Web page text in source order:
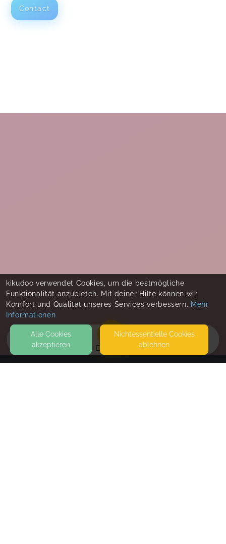
EVENTS
Contact
kikudoo verwendet Cookies, um die bestmögliche
Funktionalität anzubieten. Mit deiner Hilfe können wir
Komfort und Qualität unseres Services verbessern. Mehr
Informationen
Alle Cookies
akzeptieren
Nicht­essentielle Cookies
ablehnen